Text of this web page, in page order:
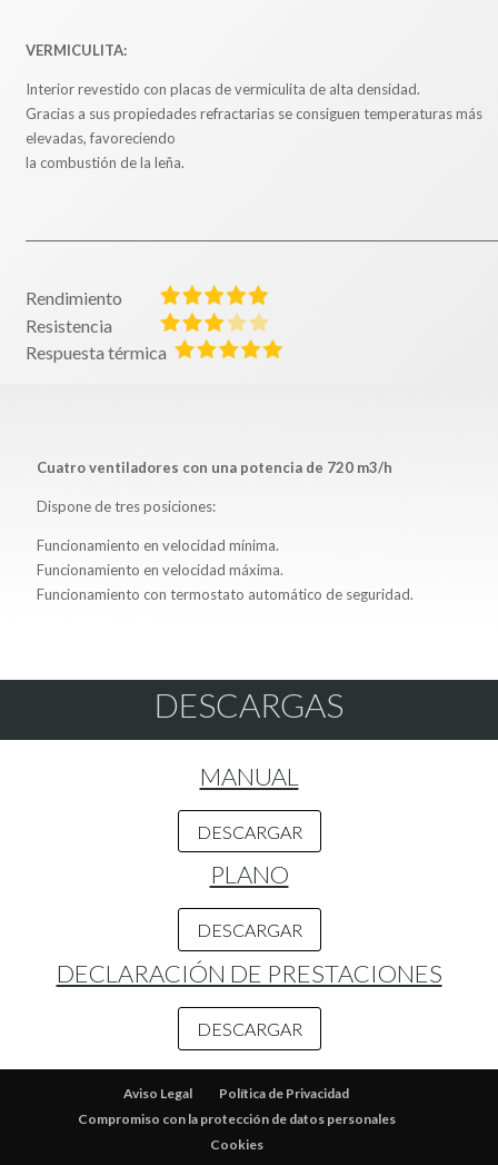
VERMICULITA:
Interior revestido con placas de vermiculita de alta densidad.
Gracias a sus propiedades refractarias se consiguen temperaturas más
elevadas, favoreciendo
la combustión de la leña.
Rendimiento
Resistencia
Respuesta térmica
Cuatro ventiladores con una potencia de 720 m3/h
Dispone de tres posiciones:
Funcionamiento en velocidad mínima.
Funcionamiento en velocidad máxima.
Funcionamiento con termostato automático de seguridad.
DESCARGAS
MANUAL
DESCARGAR
PLANO
DESCARGAR
DECLARACIÓN DE PRESTACIONES
DESCARGAR
Aviso Legal
Política de Privacidad
Compromiso con la protección de datos personales
Cookies